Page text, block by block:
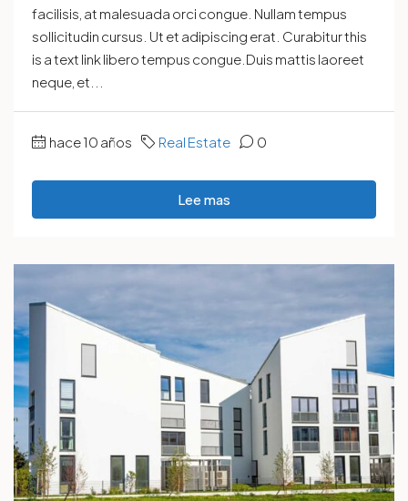
facilisis, at malesuada orci congue. Nullam tempus
sollicitudin cursus. Ut et adipiscing erat. Curabitur this
is a text link libero tempus congue.Duis mattis laoreet
neque, et...
hace 10 años Real Estate 0
Lee mas